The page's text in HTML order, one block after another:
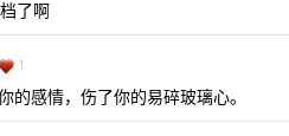
了啊
1
的感情，伤了你的易碎玻璃心。